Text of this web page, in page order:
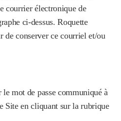
courrier électronique de
ci-dessus. Roquette
de conserver ce courriel et/ou
mot de passe communiqué à
Site en cliquant sur la rubrique